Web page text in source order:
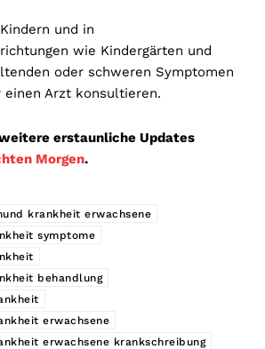
und in
wie Kindergärten und
oder schweren Symptomen
Arzt konsultieren.
erstaunliche Updates
Morgen.
krankheit erwachsene
symptome
behandlung
erwachsene
erwachsene krankschreibung